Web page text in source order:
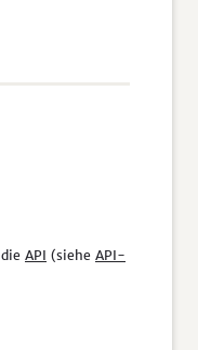
API (siehe API-